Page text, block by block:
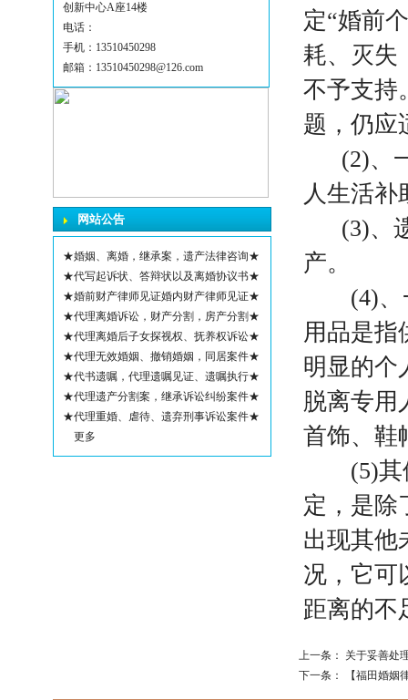
创新中心A座14楼
电话：
手机：13510450298
邮箱：13510450298@126.com
网站公告
★婚姻、离婚，继承案，遗产法律咨询★
★代写起诉状、答辩状以及离婚协议书★
★婚前财产律师见证婚内财产律师见证★
★代理离婚诉讼，财产分割，房产分割★
★代理离婚后子女探视权、抚养权诉讼★
★代理无效婚姻、撤销婚姻，同居案件★
★代书遗嘱，代理遗嘱见证、遗嘱执行★
★代理遗产分割案，继承诉讼纠纷案件★
★代理重婚、虐待、遗弃刑事诉讼案件★
更多
定“婚前
耗、灭失
不予支持
题，仍应
(2)、一
人生活补
(3)、遗
产。
(4)、一
用品是指
明显的个
脱离专用
首饰、鞋
(5)其他
定，是除
出现其他
况，它可
距离的不
上一条：
关于妥善处
下一条：
【福田婚姻